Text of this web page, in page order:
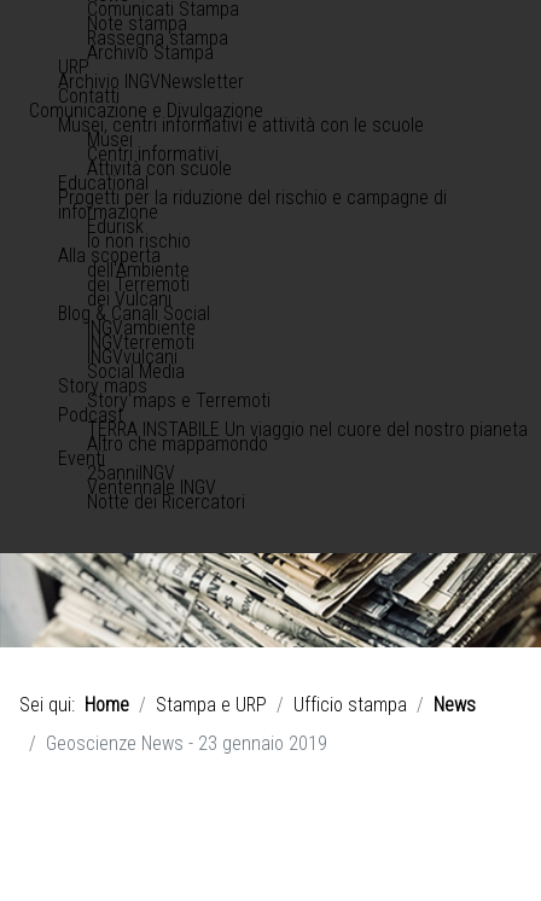
Comunicati Stampa
Note stampa
Rassegna stampa
Archivio Stampa
URP
Archivio INGVNewsletter
Contatti
Comunicazione e Divulgazione
Musei, centri informativi e attività con le scuole
Musei
Centri informativi
Attività con scuole
Educational
Progetti per la riduzione del rischio e campagne di
informazione
Edurisk
Io non rischio
Alla scoperta
dell'Ambiente
dei Terremoti
dei Vulcani
Blog & Canali Social
INGVambiente
INGVterremoti
INGVvulcani
Social Media
Story maps
Story maps e Terremoti
Podcast
TERRA INSTABILE Un viaggio nel cuore del nostro pianeta
Altro che mappamondo
Eventi
25anniINGV
Ventennale INGV
Notte dei Ricercatori
Sei qui: Home Stampa e URP Ufficio stampa
News
Geoscienze News - 23 gennaio 2019